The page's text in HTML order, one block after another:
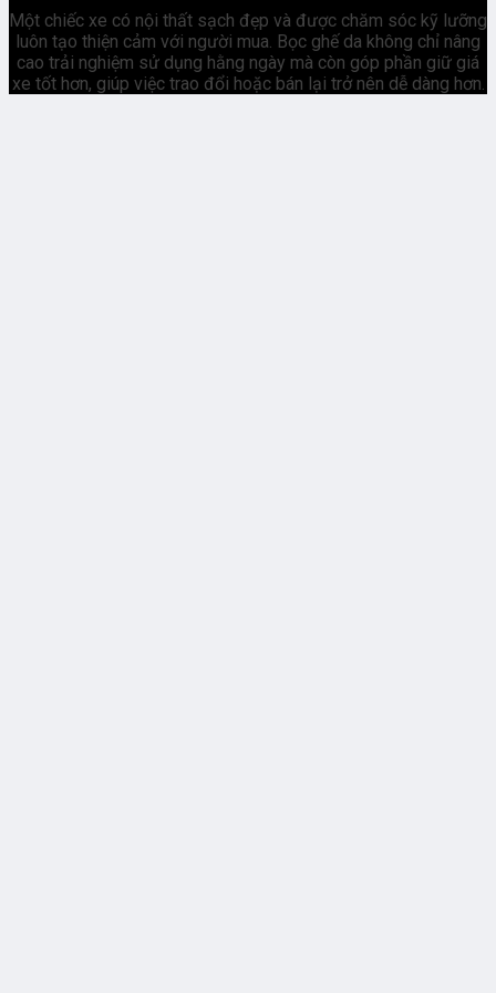
Một chiếc xe có nội thất sạch đẹp và được chăm sóc kỹ lưỡng
luôn tạo thiện cảm với người mua. Bọc ghế da không chỉ nâng
cao trải nghiệm sử dụng hằng ngày mà còn góp phần giữ giá
xe tốt hơn, giúp việc trao đổi hoặc bán lại trở nên dễ dàng hơn.